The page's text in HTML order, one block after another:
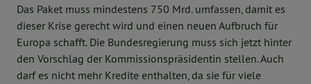
Das Paket muss mindestens 750 Mrd. umfassen, damit es
dieser Krise gerecht wird und einen neuen Aufbruch für
Europa schafft. Die Bundesregierung muss sich jetzt hinter
den Vorschlag der Kommissionspräsidentin stellen. Auch
darf es nicht mehr Kredite enthalten, da sie für viele